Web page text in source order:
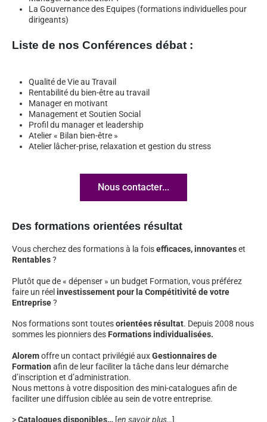
La Gouvernance des Equipes (formations individuelles pour
dirigeants)
Liste de nos Conférences débat :
Qualité de Vie au Travail
Rentabilité du bien-être au travail
Manager en motivant
Management et Soutien Social
Profil du manager et leadership
Atelier « Bilan bien-être »
Atelier lâcher-prise, relaxation et gestion du stress
Nous contacter...
Des formations orientées résultat
Vous cherchez des formations à la foisefficaces,innovanteset
Rentables?
Plutôt que de « dépenser » un budget Formation, vous préférez
faire un réel investissement pour la Compétitivité de votre
Entreprise?
Nos formations sont toutesorientées résultat. Depuis 2008 nous
sommes les pionniers des Formations individualisées.
Aloremoffre un contact privilégié auxGestionnaires de
Formation afin de leur faciliter la tâche dans leur démarche
d’inscription et d’administration.
Nous mettons à votre disposition des mini-catalogues afin de
faciliter une diffusion ciblée au sein de votre entreprise.
>Catalogues disponibles… [en savoir plus…]